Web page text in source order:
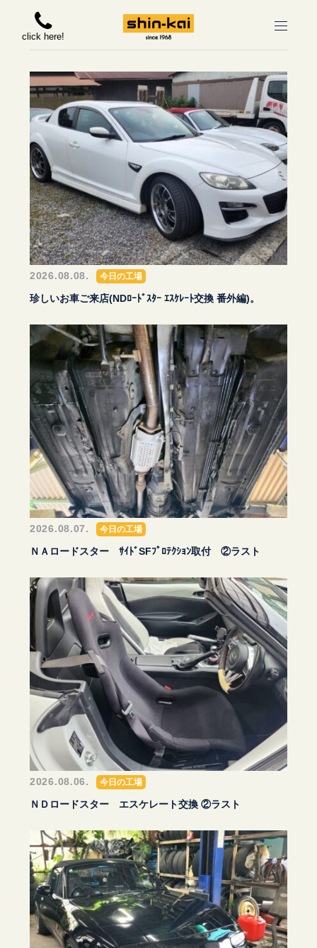
click here!
2026.08.08. 今日の工場
珍しいお車ご来店(NDﾛｰﾄﾞｽﾀｰ ｴｽｹﾚｰﾄ交換 番外編)。
2026.08.07. 今日の工場
ＮＡロードスター ｻｲﾄﾞSFﾌﾟﾛﾃｸｼｮﾝ取付 ②ラスト
2026.08.06. 今日の工場
ＮＤロードスター エスケレート交換 ②ラスト